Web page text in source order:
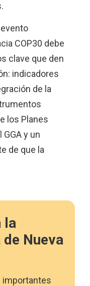
COP30 debe
clave que den
indicadores
de la
los Planes
y un
de que la
la
Nueva
importantes